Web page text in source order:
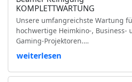
Reinigung der Kühlkörper
Objektivreinigung
Entfernung loser
Geräteinneren
Prüfung der Bildqualität
Funktionsprüfung
KOMPLETTWARTUNG
Unsere umfangreichste Wartung
hochwertige Heimkino-, Business-
Gaming-Projektoren.
Leistungsumfang:
weiterlesen